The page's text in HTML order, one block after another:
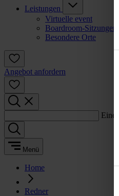
Leistungen
Virtuelle event
Boardroom-Sitzungen
Besondere Orte
Angebot anfordern
Menü
Home
Redner